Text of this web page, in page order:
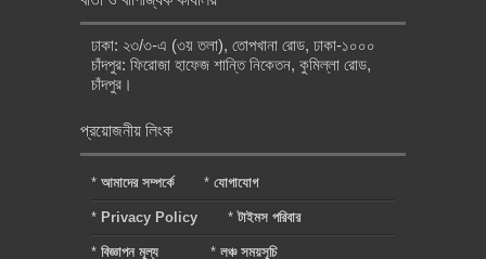
ঢাকা: ২৩/৩-এ (৩য় তলা), তোপখানা রোড, ঢাকা-১০০০
চাঁদপুর: ফিরোজা হাফেজ শান্তি নিকেতন, কুমিল্লা রোড,
চাঁদপুর।
প্রয়োজনীয় লিংক
* আমাদের সম্পর্কে * যোগাযোগ
* Privacy Policy *টাইমস পরিবার
* বিজ্ঞাপন মূল্য * লঞ্চ সময়সূচি